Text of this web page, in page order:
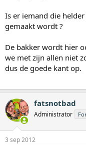
Is er iemand die
gemaakt wordt ?
De bakker wordt hier
we met zijn allen niet
dus de goede kant op.
fatsnotbad
Administrator
3 sep 2012